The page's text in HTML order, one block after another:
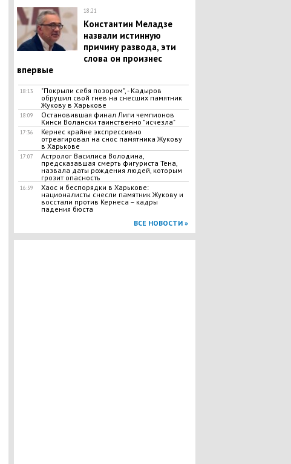
18:21
Константин Меладзе
назвали истинную
причину развода, эти
слова он произнес
впервые
18:13
"Покрыли себя позором", - Кадыров
обрушил свой гнев на снесших памятник
Жукову в Харькове
18:09
Остановившая финал Лиги чемпионов
Кинси Волански таинственно "исчезла"
17:36
Кернес крайне экспрессивно
отреагировал на снос памятника Жукову
в Харькове
17:07
Астролог Василиса Володина,
предсказавшая смерть фигуриста Тена,
назвала даты рождения людей, которым
грозит опасность
16:59
Хаос и беспорядки в Харькове:
националисты снесли памятник Жукову и
восстали против Кернеса – кадры
падения бюста
ВСЕ НОВОСТИ »